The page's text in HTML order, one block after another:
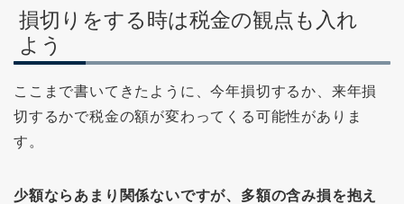
損切りをする時は税金の観点も入れ
よう
ここまで書いてきたように、今年損切するか、来年損
切するかで税金の額が変わってくる可能性がありま
す。
少額ならあまり関係ないですが、多額の含み損を抱え